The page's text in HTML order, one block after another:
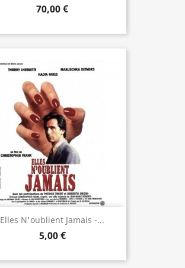
70,00 €
Elles N'oublient Jamais -...
5,00 €